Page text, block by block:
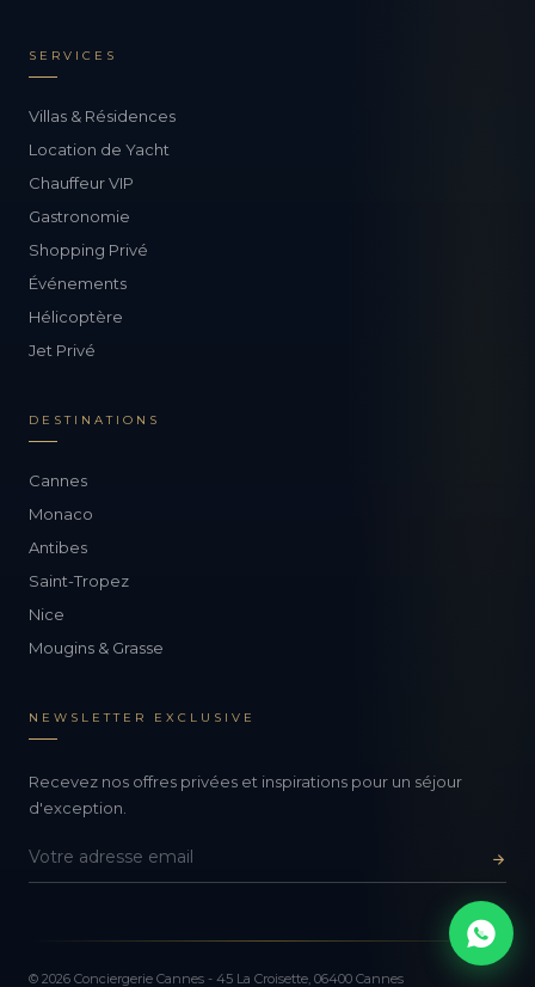
SERVICES
Villas & Résidences
Location de Yacht
Chauffeur VIP
Gastronomie
Shopping Privé
Événements
Hélicoptère
Jet Privé
DESTINATIONS
Cannes
Monaco
Antibes
Saint-Tropez
Nice
Mougins & Grasse
NEWSLETTER EXCLUSIVE
Recevez nos offres privées et inspirations pour un séjour
d'exception.
© 2026 Conciergerie Cannes - 45 La Croisette, 06400 Cannes